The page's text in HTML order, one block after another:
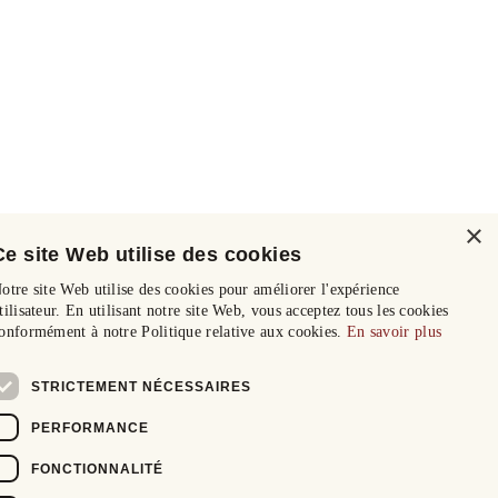
×
site Web utilise des cookies
site Web utilise des cookies pour améliorer l'expérience
En utilisant notre site Web, vous acceptez tous les cookies
à notre Politique relative aux cookies. En savoir plus
STRICTEMENT NÉCESSAIRES
PERFORMANCE
FONCTIONNALITÉ